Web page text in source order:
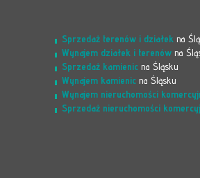
Sprzedaż terenów i działek na
Wynajem działek i terenów na
Sprzedaż kamienic na Śląsku
Wynajem kamienic na Śląsku
Wynajem nieruchomości
Sprzedaż nieruchomości